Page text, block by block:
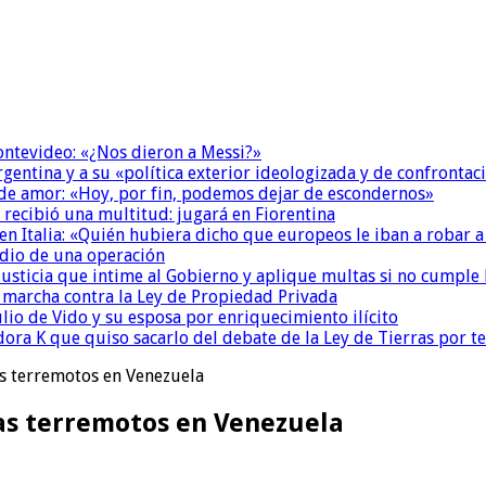
«¿Nos dieron a Messi?»
y a su «política exterior ideologizada y de
amor: «Hoy, por fin, podemos dejar de escondernos»
recibió una multitud: jugará en Fiorentina
Italia: «Quién hubiera dicho que europeos le iban a robar
de una operación
que intime al Gobierno y aplique multas si no cumple
contra la Ley de Propiedad Privada
de Vido y su esposa por enriquecimiento ilícito
K que quiso sacarlo del debate de la Ley de Tierras por
terremotos en Venezuela
terremotos en Venezuela